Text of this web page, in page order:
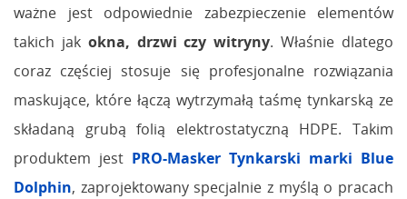
ważne jest odpowiednie zabezpieczenie elementów
takich jak okna, drzwi czy witryny. Właśnie dlatego
coraz częściej stosuje się profesjonalne rozwiązania
maskujące, które łączą wytrzymałą taśmę tynkarską ze
składaną grubą folią elektrostatyczną HDPE. Takim
produktem jest PRO-Masker Tynkarski marki Blue
Dolphin, zaprojektowany specjalnie z myślą o pracach